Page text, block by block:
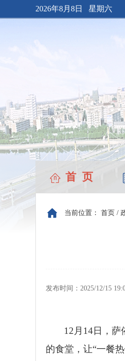
2026年8月8日 星期六
首 页
当前位置： 首页 /
发布时间：2025/12/15
12月14日，
的食堂，让“一餐